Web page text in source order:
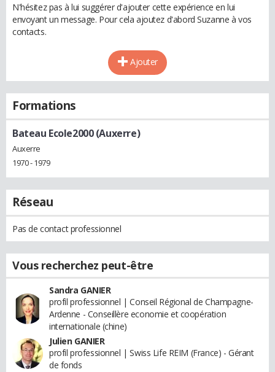
N'hésitez pas à lui suggérer d'ajouter cette expérience en lui
envoyant un message. Pour cela ajoutez d'abord Suzanne à vos
contacts.
Ajouter
Formations
Bateau Ecole2000 (Auxerre)
Auxerre
1970 - 1979
Réseau
Pas de contact professionnel
Vous recherchez peut-être
Sandra GANIER
profil professionnel | Conseil Régional de Champagne-
Ardenne - Conseillère economie et coopération
internationale (chine)
Julien GANIER
profil professionnel | Swiss Life REIM (France) - Gérant
de fonds